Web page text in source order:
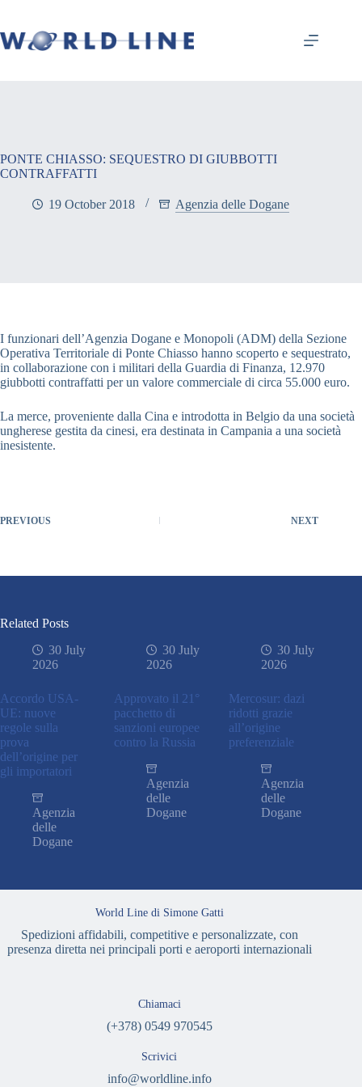
PONTE CHIASSO: SEQUESTRO DI GIUBBOTTI
CONTRAFFATTI
19 October 2018 Agenzia delle Dogane
I funzionari dell’Agenzia Dogane e Monopoli (ADM) della Sezione
Operativa Territoriale di Ponte Chiasso hanno scoperto e sequestrato,
in collaborazione con i militari della Guardia di Finanza, 12.970
giubbotti contraffatti per un valore commerciale di circa 55.000 euro.
La merce, proveniente dalla Cina e introdotta in Belgio da una società
ungherese gestita da cinesi, era destinata in Campania a una società
inesistente.
PREVIOUS NEXT
Related Posts
30 July
2026
Accordo USA-
UE: nuove
regole sulla
prova
dell’origine per
gli importatori
Agenzia
delle
Dogane
30 July
2026
Approvato il 21°
pacchetto di
sanzioni europee
contro la Russia
Agenzia
delle
Dogane
30 July
2026
Mercosur: dazi
ridotti grazie
all’origine
preferenziale
Agenzia
delle
Dogane
World Line di Simone Gatti
Spedizioni affidabili, competitive e personalizzate, con
presenza diretta nei principali porti e aeroporti internazionali
Chiamaci
(+378) 0549 970545
Scrivici
info@worldline.info